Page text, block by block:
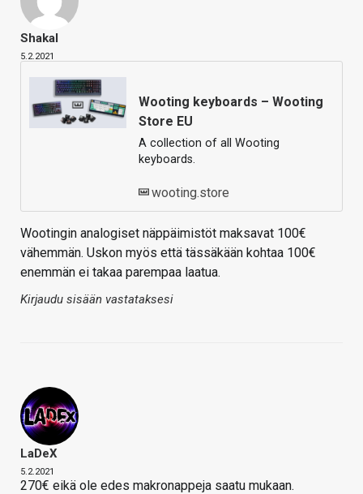
Shakal
5.2.2021
Wooting keyboards – Wooting
Store EU
A collection of all Wooting
keyboards.
wooting.store
Wootingin analogiset näppäimistöt maksavat 100€
vähemmän. Uskon myös että tässäkään kohtaa 100€
enemmän ei takaa parempaa laatua.
Kirjaudu sisään vastataksesi
LaDeX
5.2.2021
270€ eikä ole edes makronappeja saatu mukaan.